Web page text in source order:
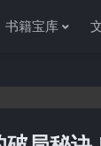
书籍宝库